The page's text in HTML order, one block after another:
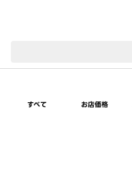
すべて お店価格